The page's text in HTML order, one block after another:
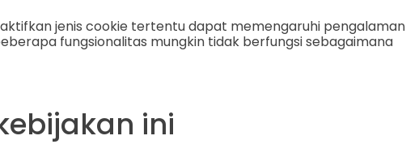
jenis cookie tertentu dapat memengaruhi pengalaman
fungsionalitas mungkin tidak berfungsi sebagaimana
ini